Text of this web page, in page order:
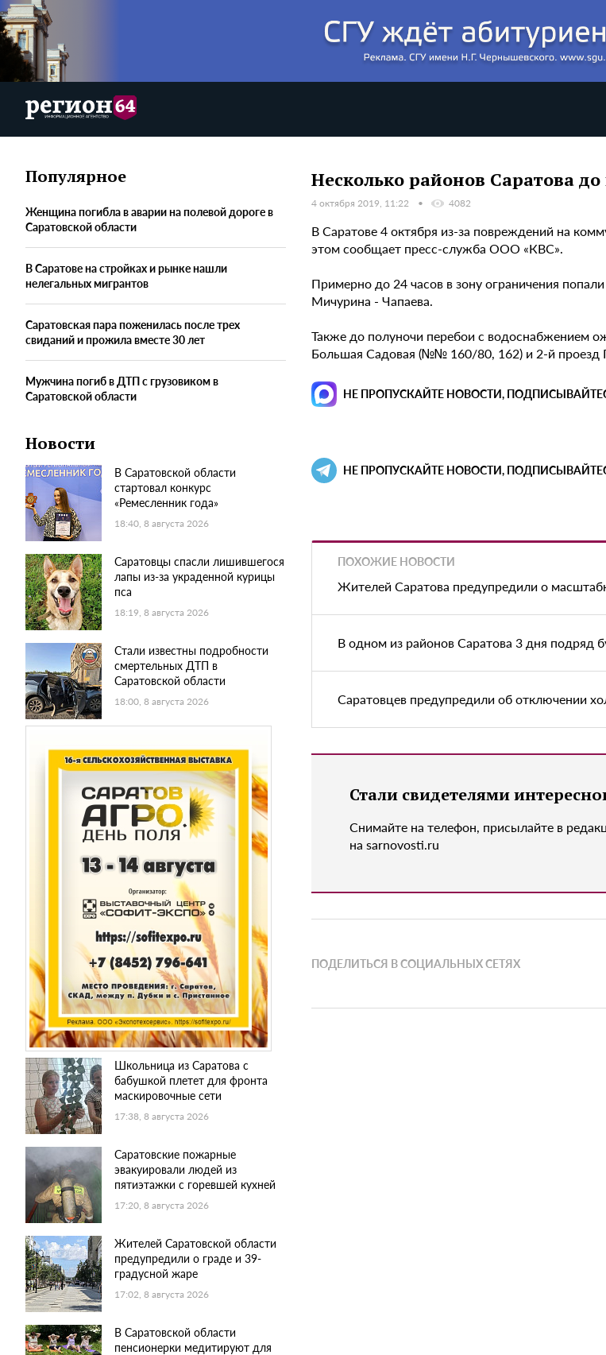
Популярное
Женщина погибла в аварии на полевой дороге в
Саратовской области
В Саратове на стройках и рынке нашли
нелегальных мигрантов
Саратовская пара поженилась после трех
свиданий и прожила вместе 30 лет
Мужчина погиб в ДТП с грузовиком в
Саратовской области
Новости
В Саратовской области
стартовал конкурс
«Ремесленник года»
18:40, 8 августа 2026
Саратовцы спасли лишившегося
лапы из-за украденной курицы
пса
18:19, 8 августа 2026
Стали известны подробности
смертельных ДТП в
Саратовской области
18:00, 8 августа 2026
Школьница из Саратова с
бабушкой плетет для фронта
маскировочные сети
17:38, 8 августа 2026
Саратовские пожарные
эвакуировали людей из
пятиэтажки с горевшей кухней
17:20, 8 августа 2026
Жителей Саратовской области
предупредили о граде и 39-
градусной жаре
17:02, 8 августа 2026
В Саратовской области
пенсионерки медитируют для
Несколько районов Саратова
4 октября 2019, 11:22 4082
В Саратове 4 октября из-за повреждений на
этом сообщает пресс-служба ООО «КВС».
Примерно до 24 часов в зону ограничения
Мичурина - Чапаева.
Также до полуночи перебои с водоснабжением
Большая Садовая (№№ 160/80, 162) и 2-й проезд
НЕ ПРОПУСКАЙТЕ НОВОСТИ,
НЕ ПРОПУСКАЙТЕ НОВОСТИ,
ПОХОЖИЕ НОВОСТИ
Жителей Саратова предупредили о
В одном из районов Саратова 3 дня подряд
Саратовцев предупредили об отключении
Стали свидетелями
Снимайте на телефон, присылайте в
на sarnovosti.ru
ПОДЕЛИТЬСЯ В СОЦИАЛЬНЫХ СЕТЯХ